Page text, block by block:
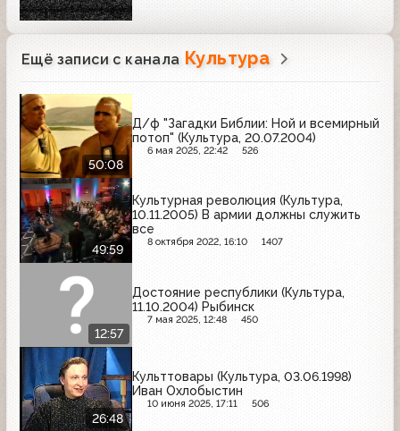
Ещё записи с канала Культура
50:08
Д/ф "Загадки Библии: Ной и всемирный
потоп" (Культура, 20.07.2004)
6 мая 2025, 22:42 526
49:59
Культурная революция (Культура,
10.11.2005) В армии должны служить
все
8 октября 2022, 16:10 1407
12:57
Достояние республики (Культура,
11.10.2004) Рыбинск
7 мая 2025, 12:48 450
26:48
Культтовары (Культура, 03.06.1998)
Иван Охлобыстин
10 июня 2025, 17:11 506